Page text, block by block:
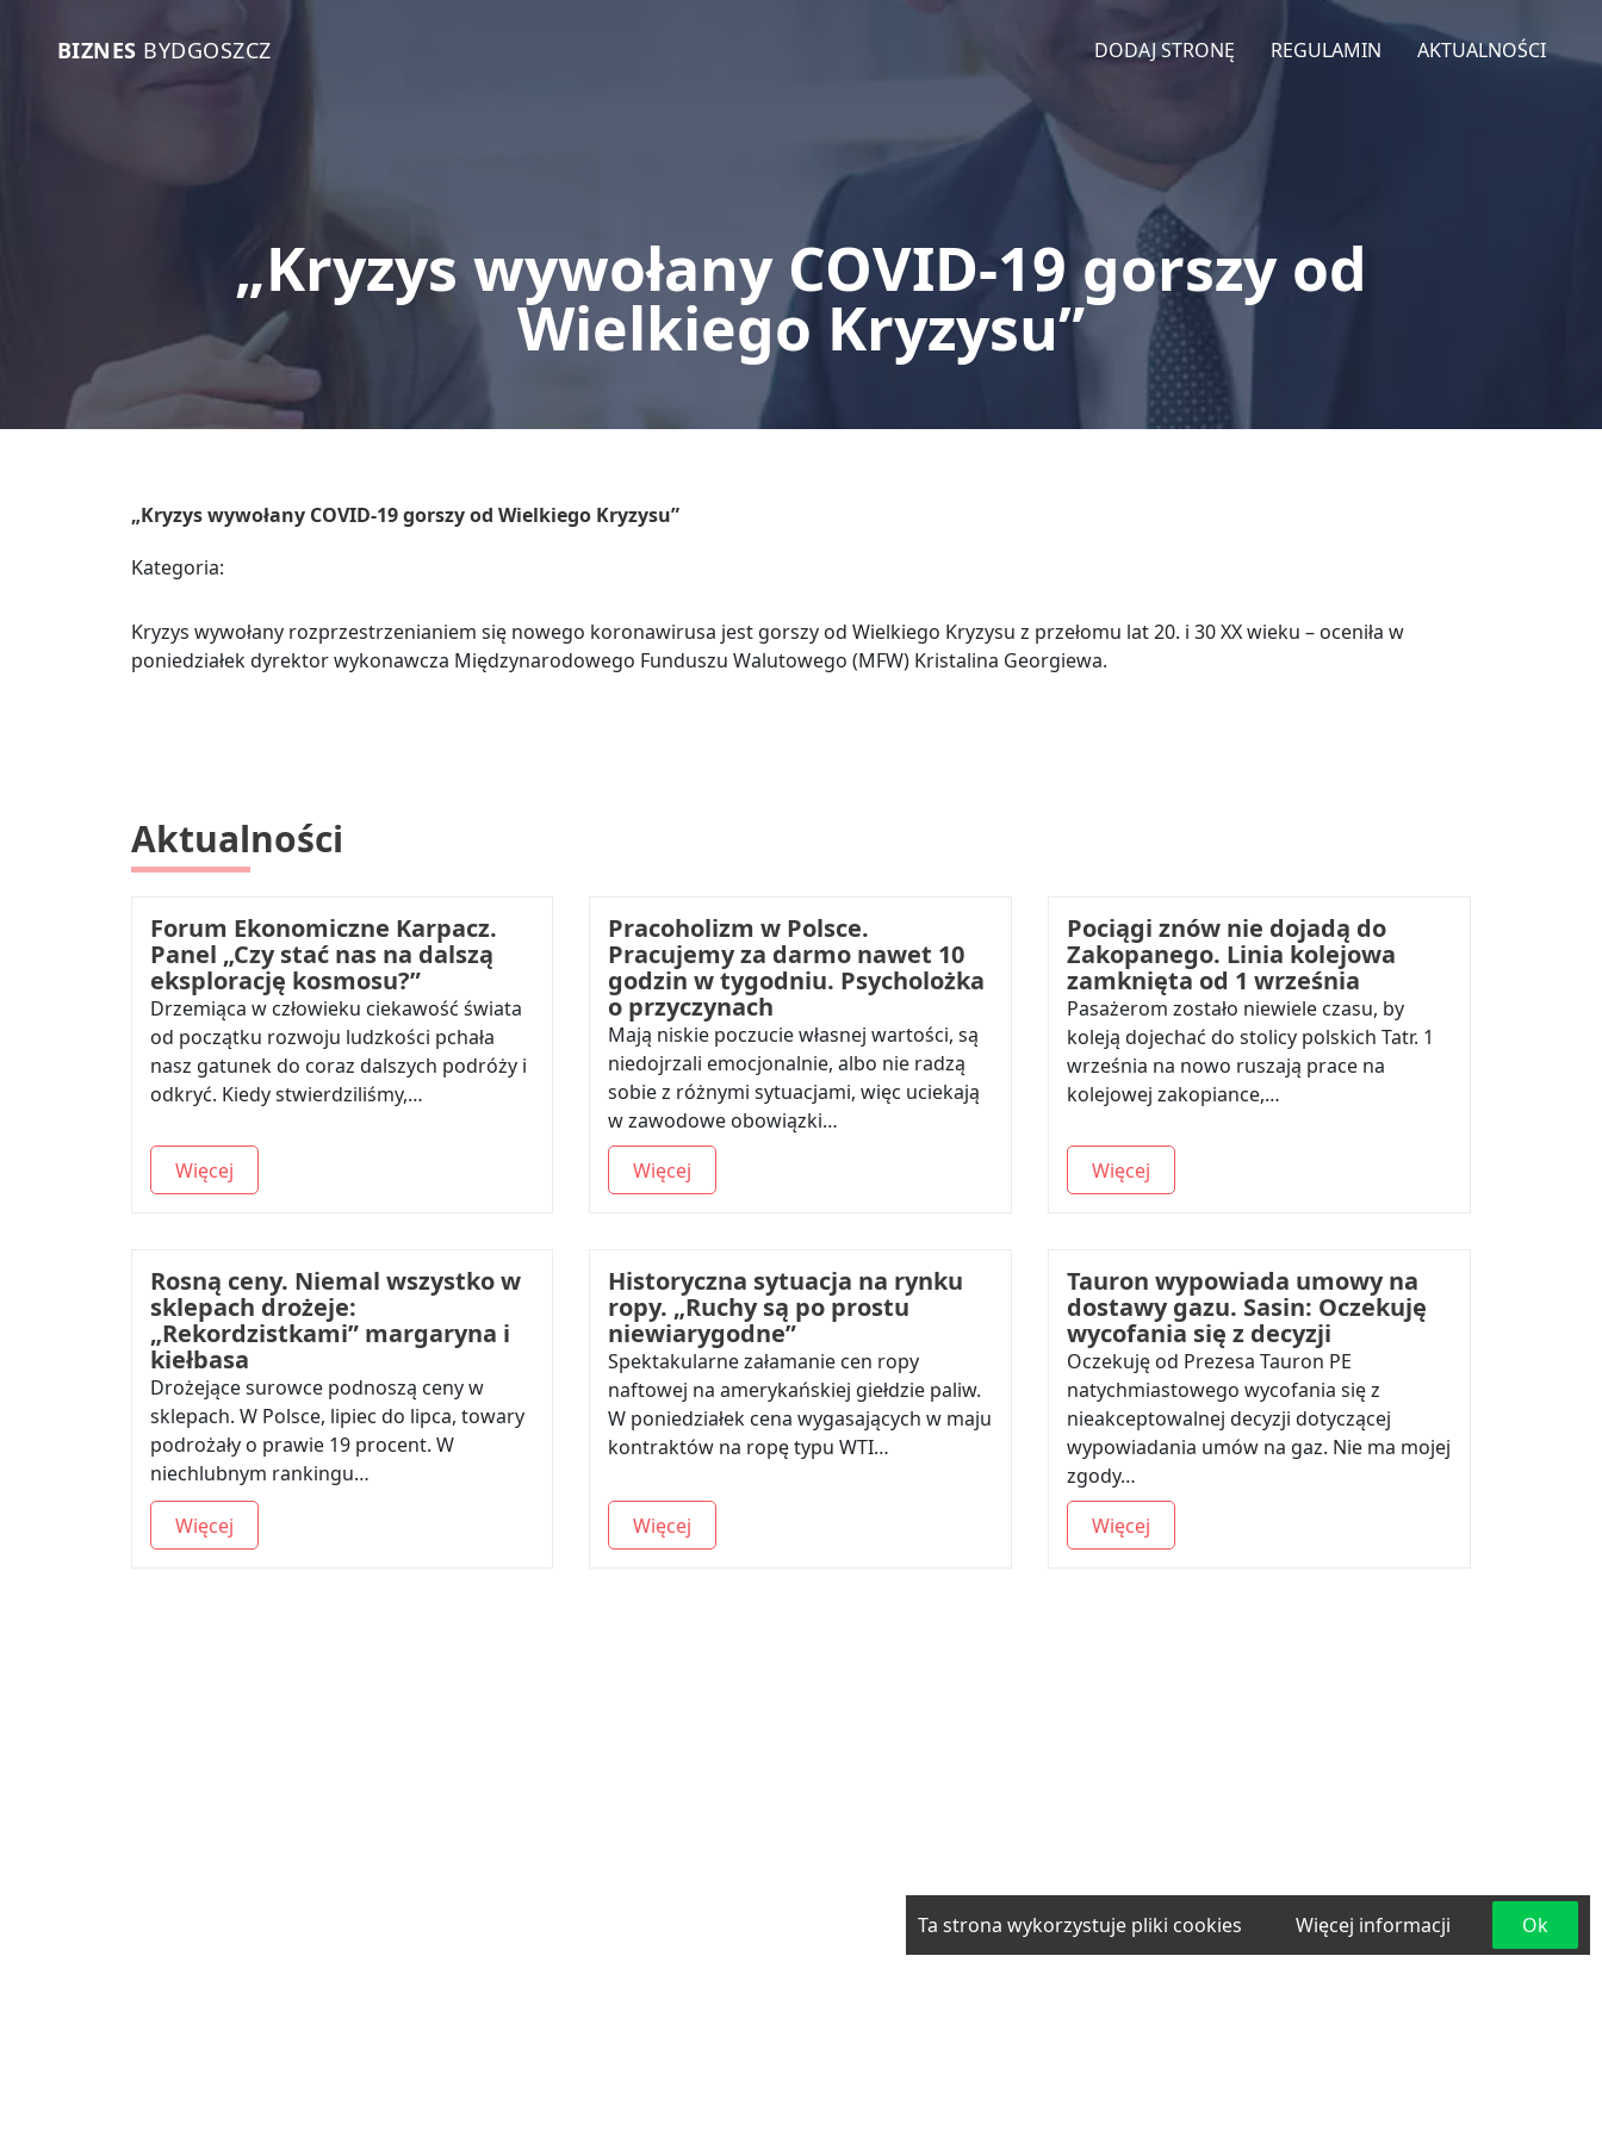
BIZNES BYDGOSZCZ DODAJ STRONĘ REGULAMIN AKTUALNOŚCI
„Kryzys wywołany COVID-19 gorszy od
Wielkiego Kryzysu”
„Kryzys wywołany COVID-19 gorszy od Wielkiego Kryzysu”
Kategoria:
Kryzys wywołany rozprzestrzenianiem się nowego koronawirusa jest gorszy od Wielkiego Kryzysu z przełomu lat 20. i 30 XX wieku – oceniła w
poniedziałek dyrektor wykonawcza Międzynarodowego Funduszu Walutowego (MFW) Kristalina Georgiewa.
Aktualności
Forum Ekonomiczne Karpacz.
Panel „Czy stać nas na dalszą
eksplorację kosmosu?”
Drzemiąca w człowieku ciekawość świata
od początku rozwoju ludzkości pchała
nasz gatunek do coraz dalszych podróży i
odkryć. Kiedy stwierdziliśmy,…
Więcej
Pracoholizm w Polsce.
Pracujemy za darmo nawet 10
godzin w tygodniu. Psycholożka
o przyczynach
Mają niskie poczucie własnej wartości, są
niedojrzali emocjonalnie, albo nie radzą
sobie z różnymi sytuacjami, więc uciekają
w zawodowe obowiązki…
Więcej
Pociągi znów nie dojadą do
Zakopanego. Linia kolejowa
zamknięta od 1 września
Pasażerom zostało niewiele czasu, by
koleją dojechać do stolicy polskich Tatr. 1
września na nowo ruszają prace na
kolejowej zakopiance,…
Więcej
Rosną ceny. Niemal wszystko w
sklepach drożeje:
„Rekordzistkami” margaryna i
kiełbasa
Drożejące surowce podnoszą ceny w
sklepach. W Polsce, lipiec do lipca, towary
podrożały o prawie 19 procent. W
niechlubnym rankingu…
Więcej
Historyczna sytuacja na rynku
ropy. „Ruchy są po prostu
niewiarygodne”
Spektakularne załamanie cen ropy
naftowej na amerykańskiej giełdzie paliw.
W poniedziałek cena wygasających w maju
kontraktów na ropę typu WTI…
Więcej
Tauron wypowiada umowy na
dostawy gazu. Sasin: Oczekuję
wycofania się z decyzji
Oczekuję od Prezesa Tauron PE
natychmiastowego wycofania się z
nieakceptowalnej decyzji dotyczącej
wypowiadania umów na gaz. Nie ma mojej
zgody…
Więcej
Ta strona wykorzystuje pliki cookies Więcej informacji Ok